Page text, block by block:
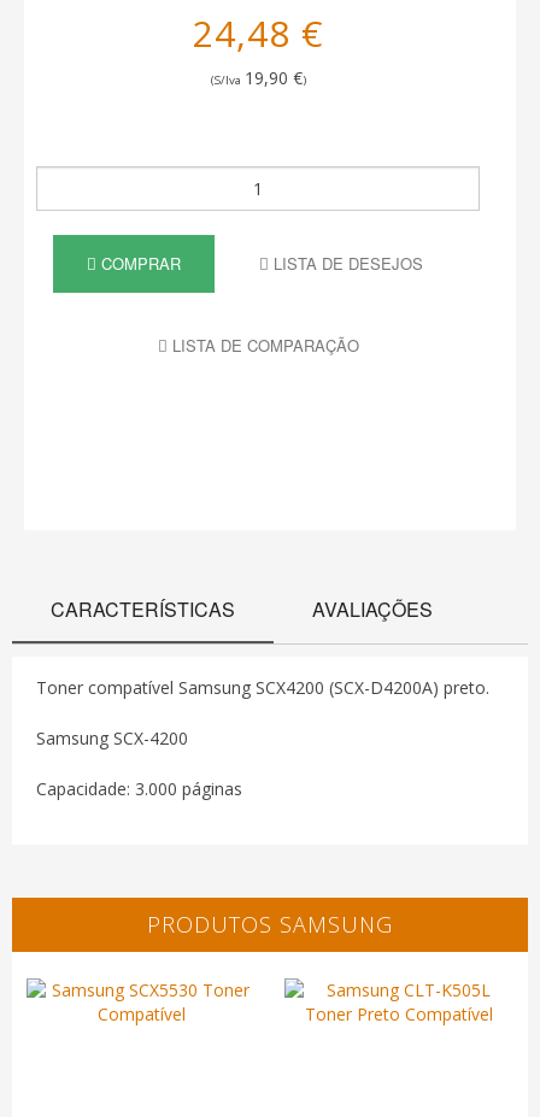
24,48 €
(S/Iva 19,90 €)
COMPRAR LISTA DE DESEJOS
LISTA DE COMPARAÇÃO
CARACTERÍSTICAS AVALIAÇÕES
Toner compatível Samsung SCX4200 (SCX-D4200A) preto.
Samsung SCX-4200
Capacidade: 3.000 páginas
PRODUTOS SAMSUNG